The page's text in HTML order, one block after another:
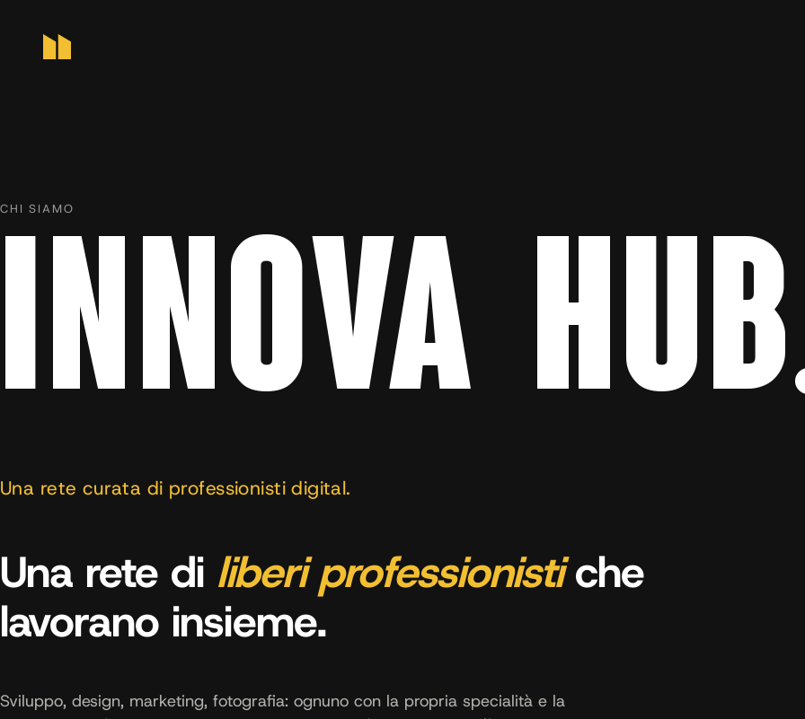
CHI SIAMO
INNOVA
Una rete curata di professionisti digital.
Una rete di liberi professionistiche
lavorano insieme.
Sviluppo, design, marketing, fotografia: ognuno con la propria specialità e la